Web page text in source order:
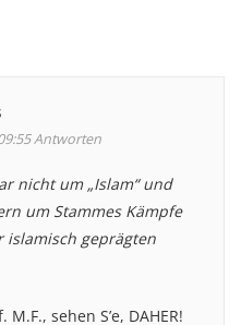
Antworten
nicht um „Islam“ und
um Stammes Kämpfe
islamisch geprägten
sehen S’e, DAHER!